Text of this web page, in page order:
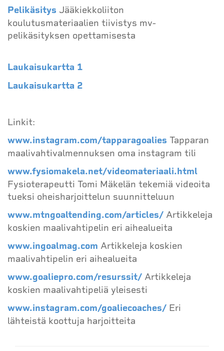
Pelikäsitys Jääkiekkoliiton
koulutusmateriaalien tiivistys mv-
pelikäsityksen opettamisesta
Laukaisukartta 1
Laukaisukartta 2
Linkit:
www.instagram.com/tapparagoalies Tapparan
maalivahtivalmennuksen oma instagram tili
www.fysiomakela.net/videomateriaali.html
Fysioterapeutti Tomi Mäkelän tekemiä videoita
tueksi oheisharjoittelun suunnitteluun
www.mtngoaltending.com/articles/ Artikkeleja
koskien maalivahtipelin eri aihealueita
www.ingoalmag.com Artikkeleja koskien
maalivahtipelin eri aihealueita
www.goaliepro.com/resurssit/ Artikkeleja
koskien maalivahtipeliä yleisesti
www.instagram.com/goaliecoaches/ Eri
lähteistä koottuja harjoitteita